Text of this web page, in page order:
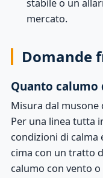
stabile o un
mercato.
Domande
Quanto calumo
Misura dal musone
Per una linea tutta
condizioni di calma
cima con un tratto
calumo con vento